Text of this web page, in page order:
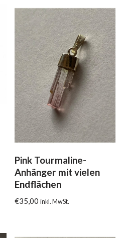
Pink Tourmaline-
Anhänger mit vielen
Endflächen
€35,00 inkl. MwSt.